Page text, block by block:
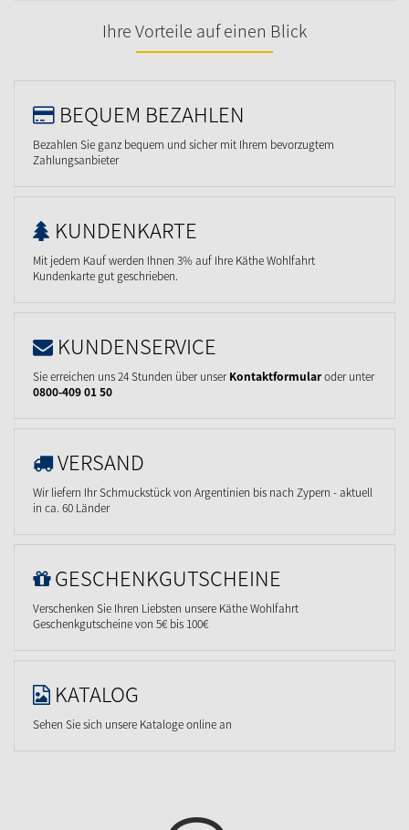
Ihre Vorteile auf einen Blick
BEQUEM BEZAHLEN
Bezahlen Sie ganz bequem und sicher mit Ihrem bevorzugtem
Zahlungsanbieter
KUNDENKARTE
Mit jedem Kauf werden Ihnen 3% auf Ihre Käthe Wohlfahrt
Kundenkarte gut geschrieben.
KUNDENSERVICE
Sie erreichen uns 24 Stunden über unserKontaktformularoder unter
0800-409 01 50
VERSAND
Wir liefern Ihr Schmuckstück von Argentinien bis nach Zypern - aktuell
in ca. 60 Länder
GESCHENKGUTSCHEINE
Verschenken Sie Ihren Liebsten unsere Käthe Wohlfahrt
Geschenkgutscheine von 5€ bis 100€
KATALOG
Sehen Sie sich unsere Kataloge online an